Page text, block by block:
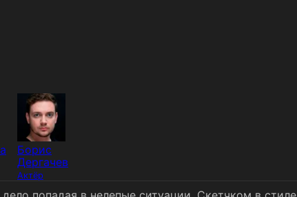
Борис
Дергачев
Актёр